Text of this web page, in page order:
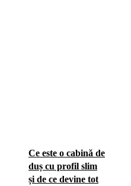
Ce este o cabină de
duș cu profil slim
și de ce devine tot